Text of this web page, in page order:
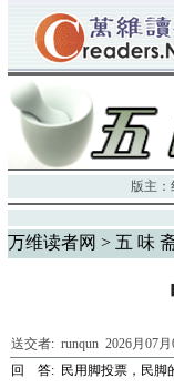
版主：
万维读者网 > 五 味
送交者: runqun 2026月07
回 答: 民用脚投票，民脚